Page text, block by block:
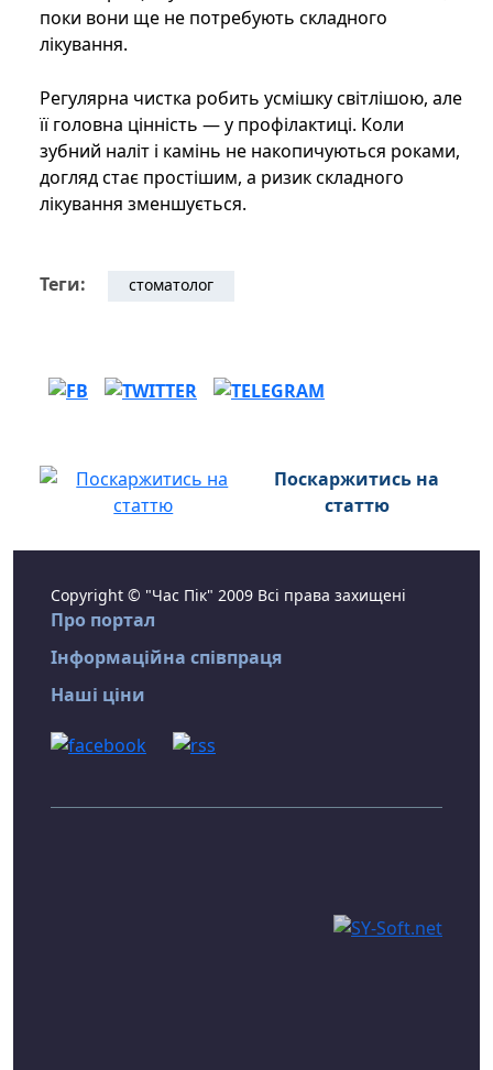
поки вони ще не потребують складного
лікування.
Регулярна чистка робить усмішку світлішою, але
її головна цінність — у профілактиці. Коли
зубний наліт і камінь не накопичуються роками,
догляд стає простішим, а ризик складного
лікування зменшується.
Теги: стоматолог
Поскаржитись на
статтю
Copyright © "Час Пік" 2009 Всі права захищені
Про портал
Інформаційна співпраця
Наші ціни